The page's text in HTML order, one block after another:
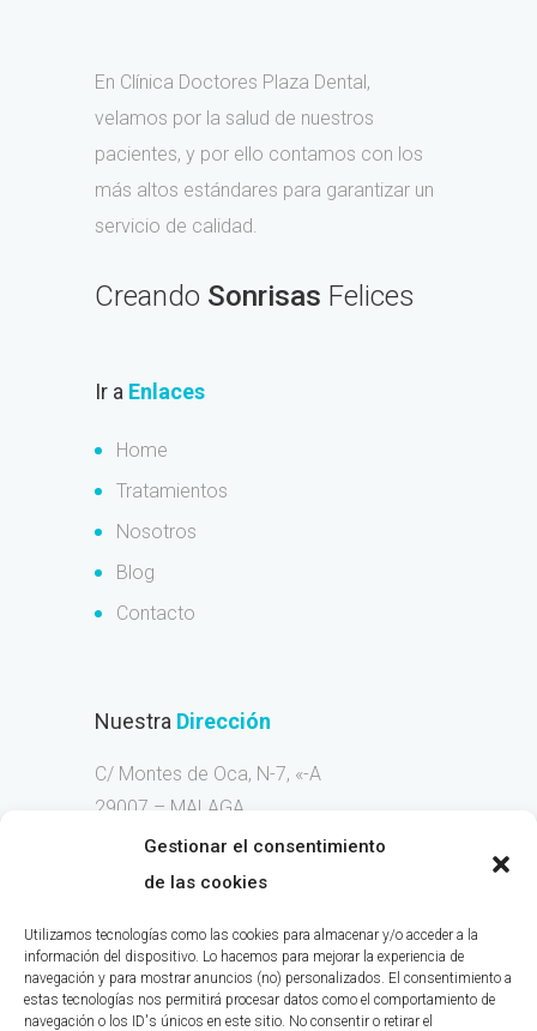
Gestionar el consentimiento
de las cookies
Utilizamos tecnologías como las cookies para almacenar y/o acceder a la
información del dispositivo. Lo hacemos para mejorar la experiencia de
navegación y para mostrar anuncios (no) personalizados. El consentimiento a
estas tecnologías nos permitirá procesar datos como el comportamiento de
navegación o los ID's únicos en este sitio. No consentir o retirar el
En Clínica Doctores Plaza Dental,
velamos por la salud de nuestros
pacientes, y por ello contamos con los
más altos estándares para garantizar un
servicio de calidad.
Creando Sonrisas Felices
Ir a Enlaces
Home
Tratamientos
Nosotros
Blog
Contacto
Nuestra Dirección
C/ Montes de Oca, N-7, «-A
29007 – MALAGA